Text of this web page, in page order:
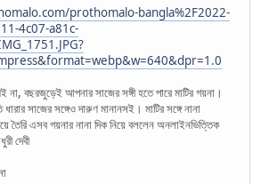
prothomalo-bangla%2F2022-
4c07-a81c-
না, বছরজুড়েই আপনার সাজের সঙ্গী হতে পারে মাটির গয়না।
সাজের সঙ্গেও দারুণ মানানসই। মাটির সঙ্গে নানা
তৈরি এসব গয়নার নানা দিক নিয়ে বললেন অনলাইনভিত্তিক
দেবী